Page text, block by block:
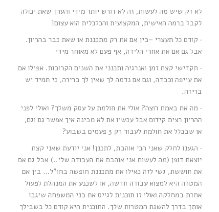
לא רק שיש מה לעשות, זה לא דורש יותר מידי והערך שאת יכולה
לקבל ברמה האישית, המקצועית והכלכלית הוא עצום!
· קודם כל תעצרי –בין אם את רק מתכננת או שאת כבר בהריון.
אבל גם אם את אחרי הלידה, אף פעם לא מאוחר מידי
· תקדישי קצת זמן ואנרגיה ותכנני את השנים הקרובות. אפילו אם
את עייפה וכבדה, וגם אם נדמה לך שאין לך ברירה, כי תמיד יש
ברירה.
· מה את באמת רוצה? אולי את חולמת על עסק משלך? ואולי לפני
ההריון רצית קידום אבל עכשיו את לא מבינה איך אפשר גם וגם,
או שבכלל את חולמת לעבוד רק 3 פעמים בשבוע?
· הגענו לחלק שאני הכי אוהבת, לתכנן! אני יודעת שאני קצת
יוצאת דופן (מה לעשות אני אוהבת את העבודה שלי..) אבל גם אם
את חוששת, גשי לזה כאילו את מתכננת חופשה בחו”ל… בין אם
המטרה היא למצוא עבודה חדשה, או לשכנע את המנהלת לפעול
אחרת במחלקה ואולי זו תוכנית לגייס את בני המשפחה שיגבו
אותך בדרך להשגת המטרות שלך. התוכנית היא קודם כל בשבילך